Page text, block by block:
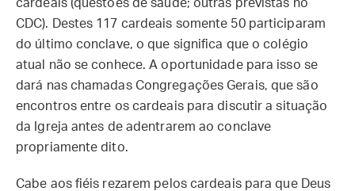
cardeais (questões de saúde; outras previstas no
CDC). Destes 117 cardeais somente 50 participaram
do último conclave, o que significa que o colégio
atual não se conhece. A oportunidade para isso se
dará nas chamadas Congregações Gerais, que são
encontros entre os cardeais para discutir a situação
da Igreja antes de adentrarem ao conclave
propriamente dito.
Cabe aos fiéis rezarem pelos cardeais para que Deus